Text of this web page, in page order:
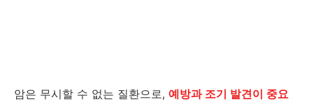
암은 무시할 수 없는 질환으로, 예방과 조기 발견이 중요